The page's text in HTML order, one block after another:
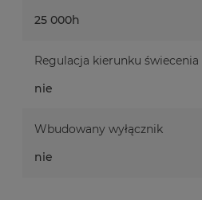
25 000h
Regulacja kierunku świecenia
nie
Wbudowany wyłącznik
nie